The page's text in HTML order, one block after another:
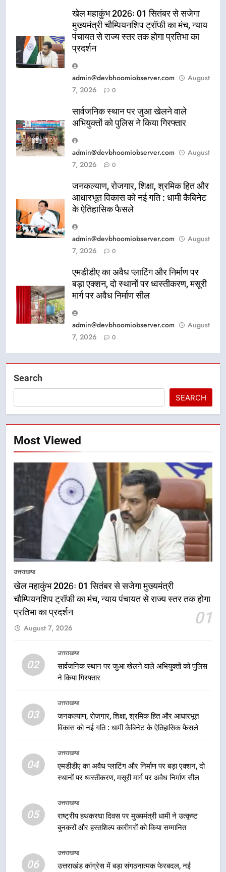
खेल महाकुंभ 2026ः 01 सितंबर से सजेगा
मुख्यमंत्री चौम्पियनशिप ट्रॉफी का मंच, न्याय
पंचायत से राज्य स्तर तक होगा प्रतिभा का
प्रदर्शन
admin@devbhoomiobserver.com
August
7, 2026
0
सार्वजनिक स्थान पर जुआ खेलने वाले
अभियुक्तों को पुलिस ने किया गिरफ्तार
admin@devbhoomiobserver.com
August
7, 2026
0
जनकल्याण, रोजगार, शिक्षा, श्रमिक हित और
आधारभूत विकास को नई गति : धामी कैबिनेट
के ऐतिहासिक फैसले
admin@devbhoomiobserver.com
August
7, 2026
0
एमडीडीए का अवैध प्लाटिंग और निर्माण पर
बड़ा एक्शन, दो स्थानों पर ध्वस्तीकरण, मसूरी
मार्ग पर अवैध निर्माण सील
admin@devbhoomiobserver.com
August
7, 2026
0
Search
SEARCH
Most Viewed
उत्तराखण्ड
खेल महाकुंभ 2026ः 01 सितंबर से सजेगा मुख्यमंत्री
चौम्पियनशिप ट्रॉफी का मंच, न्याय पंचायत से राज्य स्तर तक होगा
प्रतिभा का प्रदर्शन
01
August 7, 2026
02
उत्तराखण्ड
सार्वजनिक स्थान पर जुआ खेलने वाले अभियुक्तों को पुलिस
ने किया गिरफ्तार
03
उत्तराखण्ड
जनकल्याण, रोजगार, शिक्षा, श्रमिक हित और आधारभूत
विकास को नई गति : धामी कैबिनेट के ऐतिहासिक फैसले
04
उत्तराखण्ड
एमडीडीए का अवैध प्लाटिंग और निर्माण पर बड़ा एक्शन, दो
स्थानों पर ध्वस्तीकरण, मसूरी मार्ग पर अवैध निर्माण सील
05
उत्तराखण्ड
राष्ट्रीय हथकरघा दिवस पर मुख्यमंत्री धामी ने उत्कृष्ट
बुनकरों और हस्तशिल्प कारीगरों को किया सम्मानित
06
उत्तराखण्ड
उत्तराखंड कांग्रेस में बड़ा संगठनात्मक फेरबदल, नई
राष्ट्रीय हथकरघा दिवस पर मुख्यमंत्री
कारीगरों को किया सम्मानित
उत्तराखण्ड
6
वाले महीनों में हजारों पदों पर की जाएगी
भर्ती
उत्तराखण्ड
दिल्ली-देहरादून आर्थिक कॉरिडोर से जुड़ी
12 किमी ग्रीनफील्ड बाईपास परियोजना
निर्देश, सुरक्षा मानकों से कोई समझौता
नहींः डीएम
1
खेल महाकुंभ 2026ः 01 सितंबर से सजेगा
प्रतिभा का प्रदर्शन